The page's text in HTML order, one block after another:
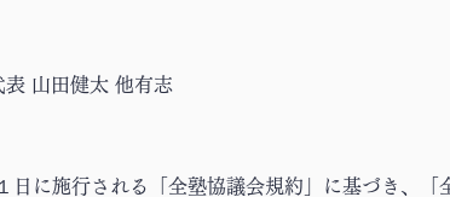
山田健太 他有志
日に施行される「全塾協議会規約」に基づき、「